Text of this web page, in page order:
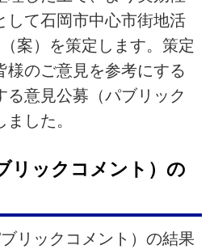
して石岡市中心市街地活
案）を策定します。策定
様のご意見を参考にする
る意見公募（パブリック
した。
リックコメント）の
リックコメント）の結果